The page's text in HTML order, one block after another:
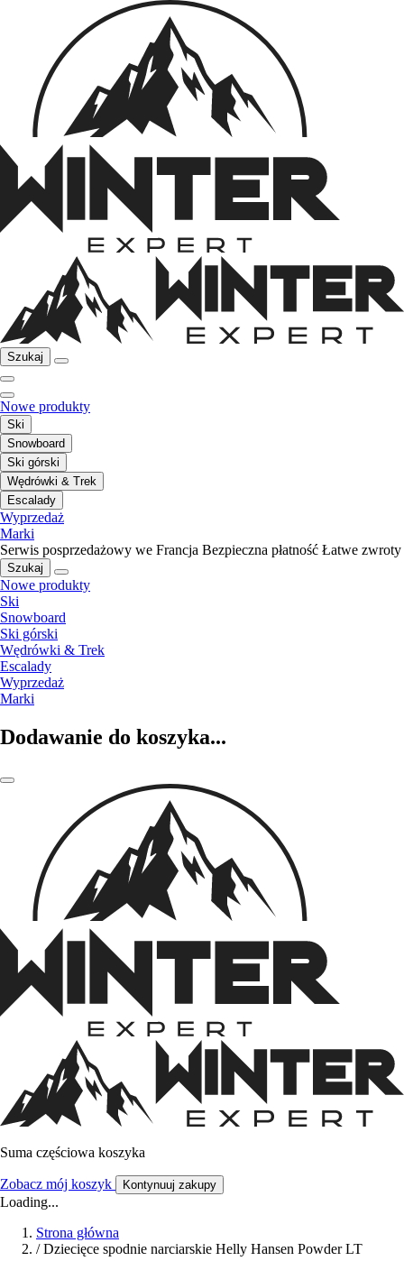
Szukaj
Nowe produkty
Ski
Snowboard
Ski górski
Wędrówki & Trek
Escalady
Wyprzedaż
Marki
Serwis posprzedażowy we Francja Bezpieczna płatność Łatwe zwroty
Szukaj
Nowe produkty
Ski
Snowboard
Ski górski
Wędrówki & Trek
Escalady
Wyprzedaż
Marki
Dodawanie do koszyka...
Suma częściowa koszyka
Zobacz mój koszyk Kontynuuj zakupy
Loading...
Strona główna
/ Dziecięce spodnie narciarskie Helly Hansen Powder LT